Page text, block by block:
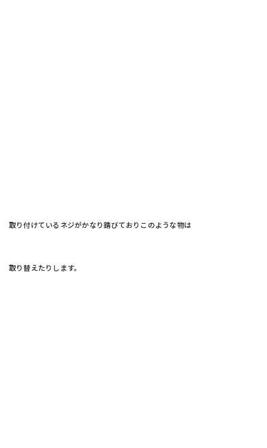
取り付けているネジがかなり錆びておりこのような物は
取り替えたりします。